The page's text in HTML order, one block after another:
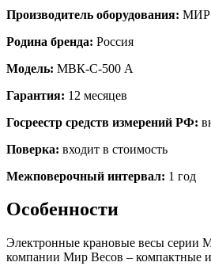
Производитель оборудования: МИР
Родина бренда: Россия
Модель: МВК-С-500 А
Гарантия: 12 месяцев
Госреестр средств измерений РФ:
Поверка: входит в стоимость
Межповерочный интервал: 1 год
Особенности
Электронные крановые весы серии
компании Мир Весов – компактные